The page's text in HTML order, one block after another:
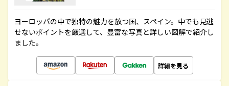
ヨーロッパの中で独特の魅力を放つ国、スペイン。中でも見逃
せないポイントを厳選して、豊富な写真と詳しい図解で紹介し
ました。
詳細を見る